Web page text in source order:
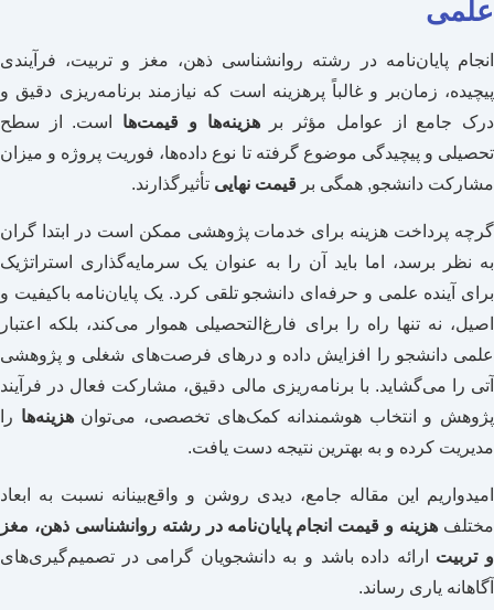
علمی
انجام پایان‌نامه در رشته روانشناسی ذهن، مغز و تربیت، فرآیندی
پیچیده، زمان‌بر و غالباً پرهزینه است که نیازمند برنامه‌ریزی دقیق و
درک جامع از عوامل مؤثر برهزینه‌ها و قیمت‌ها است. از سطح
تحصیلی و پیچیدگی موضوع گرفته تا نوع داده‌ها، فوریت پروژه و میزان
مشارکت دانشجو, همگی بر قیمت نهایی تأثیرگذارند.
گرچه پرداخت هزینه برای خدمات پژوهشی ممکن است در ابتدا گران
به نظر برسد، اما باید آن را به عنوان یک سرمایه‌گذاری استراتژیک
برای آینده علمی و حرفه‌ای دانشجو تلقی کرد. یک پایان‌نامه باکیفیت و
اصیل، نه تنها راه را برای فارغ‌التحصیلی هموار می‌کند، بلکه اعتبار
علمی دانشجو را افزایش داده و درهای فرصت‌های شغلی و پژوهشی
آتی را می‌گشاید. با برنامه‌ریزی مالی دقیق، مشارکت فعال در فرآیند
پژوهش و انتخاب هوشمندانه کمک‌های تخصصی، می‌توانهزینه‌ها را
مدیریت کرده و به بهترین نتیجه دست یافت.
امیدواریم این مقاله جامع، دیدی روشن و واقع‌بینانه نسبت به ابعاد
مختلف هزینه و قیمت انجام پایان‌نامه در رشته روانشناسی ذهن، مغز
و تربیت ارائه داده باشد و به دانشجویان گرامی در تصمیم‌گیری‌های
آگاهانه یاری رساند.